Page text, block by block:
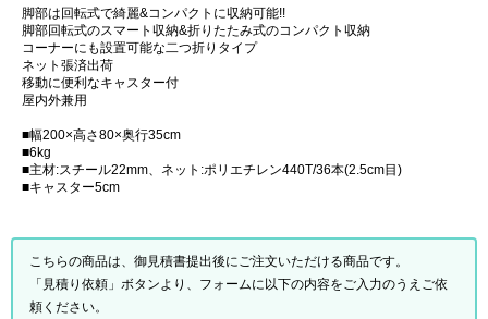
脚部は回転式で綺麗&コンパクトに収納可能!!
脚部回転式のスマート収納&折りたたみ式のコンパクト収納
コーナーにも設置可能な二つ折りタイプ
ネット張済出荷
移動に便利なキャスター付
屋内外兼用
■幅200×高さ80×奥行35cm
■6kg
■主材:スチール22mm、ネット:ポリエチレン440T/36本(2.5cm目)
■キャスター5cm
こちらの商品は、御見積書提出後にご注文いただける商品です。
「見積り依頼」ボタンより、フォームに以下の内容をご入力のうえご依
頼ください。